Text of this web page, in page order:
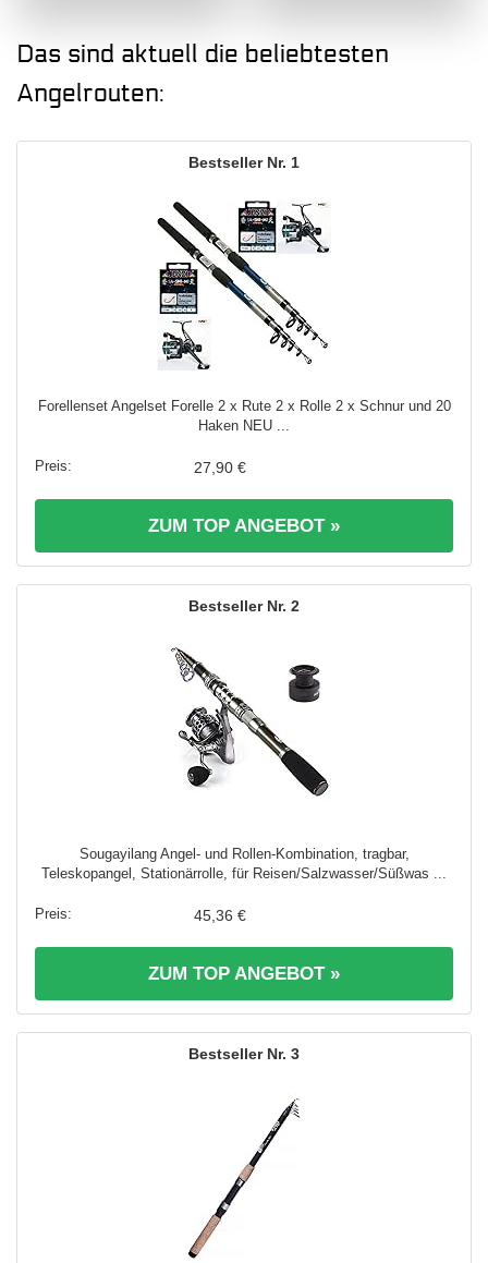
Das sind aktuell die beliebtesten
Angelrouten:
1
Forellenset Angelset Forelle 2 x Rute 2 x Rolle 2 x Schnur und 20
Haken NEU ...
27,90 €
ZUM TOP ANGEBOT »
2
Sougayilang Angel- und Rollen-Kombination, tragbar,
Teleskopangel, Stationärrolle, für Reisen/Salzwasser/Süßwas ...
45,36 €
ZUM TOP ANGEBOT »
3